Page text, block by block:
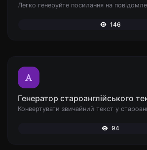
Легко генеруйте посилання на
146
Генератор староанглійського
Конвертувати звичайний текст у
94